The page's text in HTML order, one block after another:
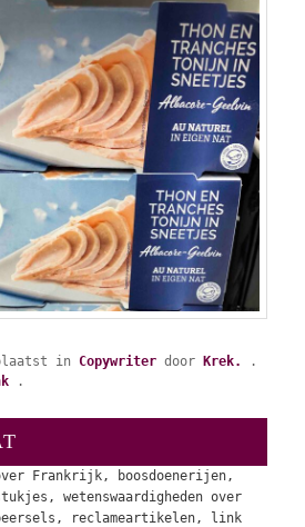
inCopywriter door Krek.
.
.
Frankrijk, boosdoenerijen,
wetenswaardigheden over
reclameartikelen, link